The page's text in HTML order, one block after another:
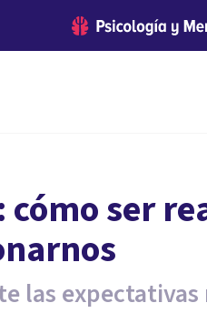
cómo ser
las expectativas